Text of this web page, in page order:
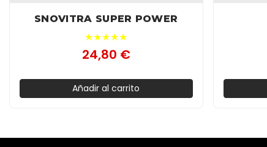
SNOVITRA SUPER POWER
★★★★★
24,80 €
Añadir al carrito